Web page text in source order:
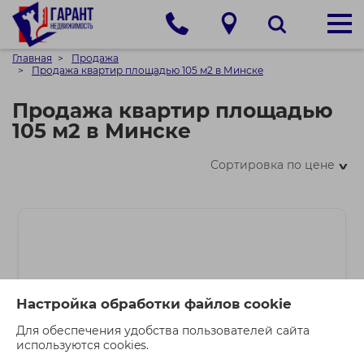
Настройка обработки файлов cookie
Для обеспечения удобства пользователей сайта
используются cookies.
Главная
Продажа
Продажа квартир площадью 105 м2 в Минске
Продажа квартир площадью
105 м2 в Минске
Сортировка по цене>